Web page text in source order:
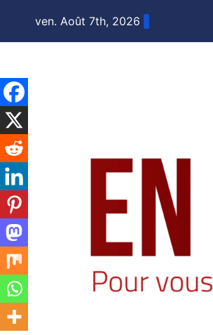
ven. Août 7th, 2026